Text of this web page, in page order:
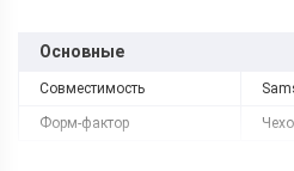
Основные
Совместимость
Форм-фактор